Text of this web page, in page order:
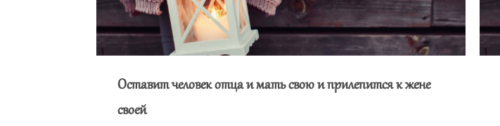
Оставит человек отца и мать свою и прилепится к жене
своей